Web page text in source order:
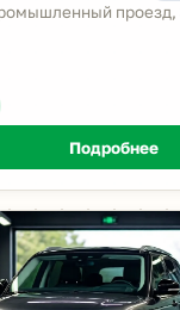
проезд,
Подробнее